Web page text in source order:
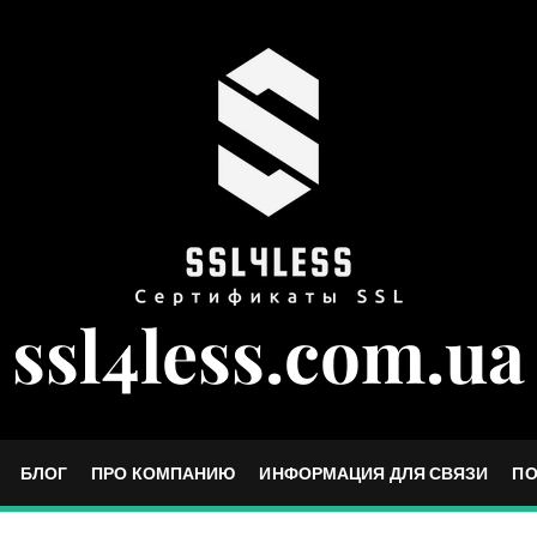
ssl4less.com.ua
БЛОГ ПРО КОМПАНИЮ ИНФОРМАЦИЯ ДЛЯ СВЯЗИ